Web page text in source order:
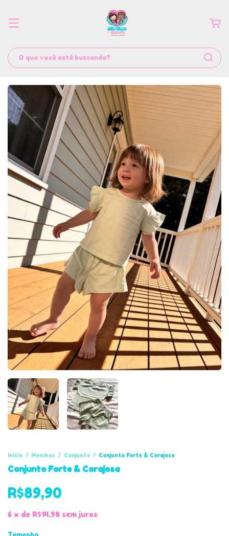
Início / Meninas / Conjunto / Conjunto Forte & Corajosa
Conjunto Forte & Corajosa
R$89,90
6 x de R$14,98 sem juros